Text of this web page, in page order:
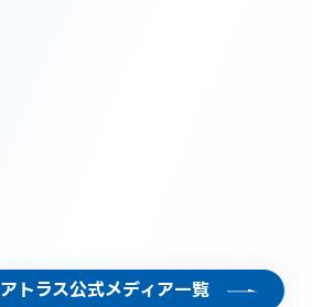
アトラス公式メディア一覧